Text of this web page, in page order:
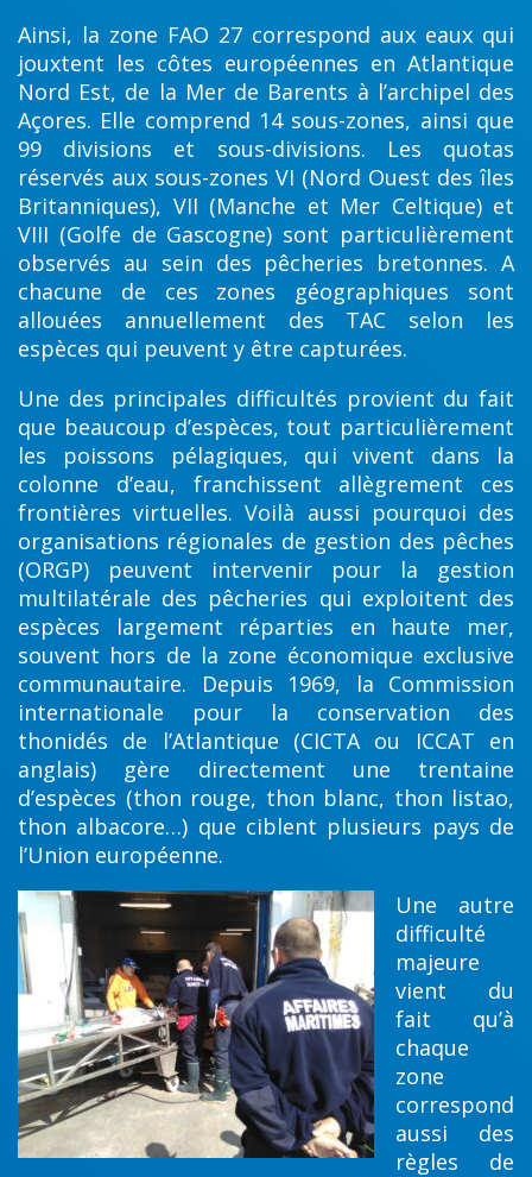
Ainsi, la zone FAO 27 correspond aux eaux qui
jouxtent les côtes européennes en Atlantique
Nord Est, de la Mer de Barents à l’archipel des
Açores. Elle comprend 14 sous-zones, ainsi que
99 divisions et sous-divisions. Les quotas
réservés aux sous-zones VI (Nord Ouest des îles
Britanniques), VII (Manche et Mer Celtique) et
VIII (Golfe de Gascogne) sont particulièrement
observés au sein des pêcheries bretonnes. A
chacune de ces zones géographiques sont
allouées annuellement des TAC selon les
espèces qui peuvent y être capturées.
Une des principales difficultés provient du fait
que beaucoup d’espèces, tout particulièrement
les poissons pélagiques, qui vivent dans la
colonne d’eau, franchissent allègrement ces
frontières virtuelles. Voilà aussi pourquoi des
organisations régionales de gestion des pêches
(ORGP) peuvent intervenir pour la gestion
multilatérale des pêcheries qui exploitent des
espèces largement réparties en haute mer,
souvent hors de la zone économique exclusive
communautaire. Depuis 1969, la Commission
internationale pour la conservation des
thonidés de l’Atlantique (CICTA ou ICCAT en
anglais) gère directement une trentaine
d’espèces (thon rouge, thon blanc, thon listao,
thon albacore…) que ciblent plusieurs pays de
l’Union européenne.
Une autre
difficulté
majeure
vient du
fait qu’à
chaque
zone
correspond
aussi des
règles de